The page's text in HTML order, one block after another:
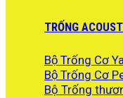
TRỐNG
Bộ Trống Cơ
Bộ Trống Cơ
Bộ Trống